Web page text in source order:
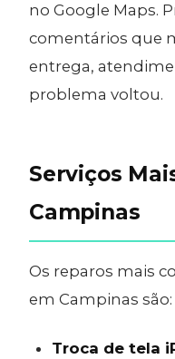
no Google Maps.
comentários que
entrega,
problema voltou.
Serviços
Campinas
Os reparos mais
em Campinas são:
Troca de tela